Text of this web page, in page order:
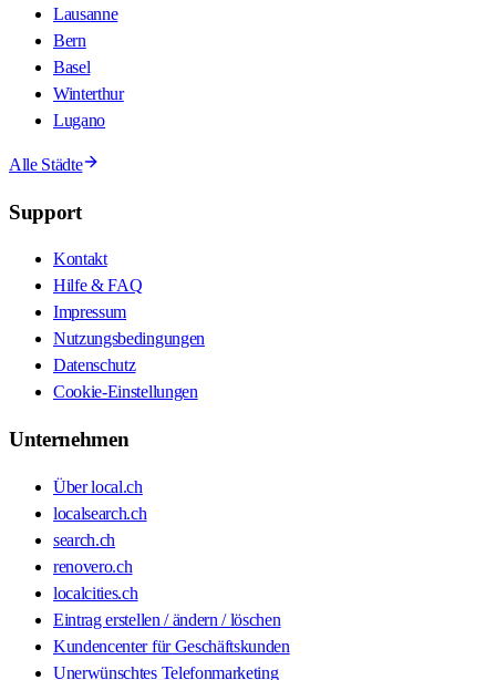
Lausanne
Bern
Basel
Winterthur
Lugano
Alle Städte
Support
Kontakt
Hilfe & FAQ
Impressum
Nutzungsbedingungen
Datenschutz
Cookie-Einstellungen
Unternehmen
Über local.ch
localsearch.ch
search.ch
renovero.ch
localcities.ch
Eintrag erstellen / ändern / löschen
Kundencenter für Geschäftskunden
Unerwünschtes Telefonmarketing